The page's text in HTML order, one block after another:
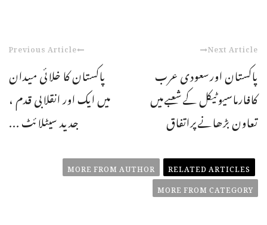
Previous Article
پاکستان کا خلائی میدان
میں ایک اور انقلابی قدم ،
جدید سیٹلائٹ ...
Next Article
پاکستان اورسعودی عرب
کافارماسیوٹیکل کےشعبےمیں
تعاون بڑھانےپراتفاق
RELATED ARTICLES
MORE FROM AUTHOR
MORE FROM CATEGORY